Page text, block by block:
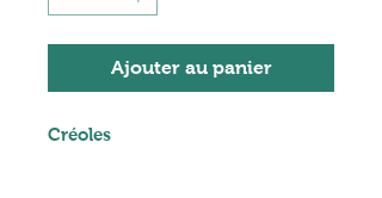
Ajouter au panier
Créoles